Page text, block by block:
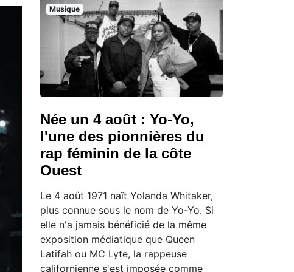
Musique
Née un 4 août : Yo-Yo,
l'une des pionnières du
rap féminin de la côte
Ouest
Le 4 août 1971 naît Yolanda Whitaker,
plus connue sous le nom de Yo-Yo. Si
elle n'a jamais bénéficié de la même
exposition médiatique que Queen
Latifah ou MC Lyte, la rappeuse
californienne s'est imposée comme